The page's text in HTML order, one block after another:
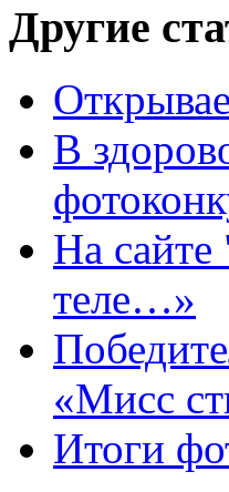
Другие
В
На
теле…»
«Мисс
Итоги